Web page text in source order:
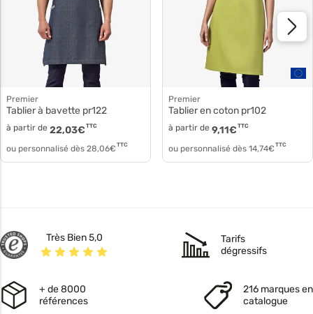
Premier
Tablier à bavette pr122
à partir de 22,03€ TTC
ou personnalisé dès 28,06€ TTC
Premier
Tablier en coton pr102
à partir de 9,11€ TTC
ou personnalisé dès 14,74€ TTC
Très Bien 5,0
Tarifs
dégressifs
+ de 8000
références
216 marques en
catalogue